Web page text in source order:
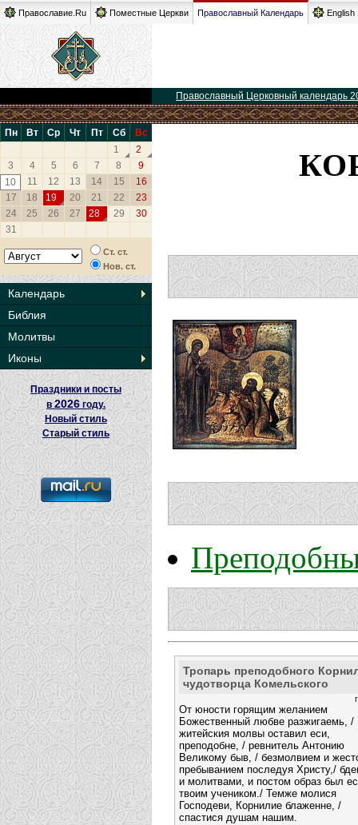
Православие.Ru Поместные Церкви Православный Календарь English
Православный Церковный календарь
Пн Вт Ср Чт Пт Сб
Вс
1
2
3
4 5 6 7 8
9
10
11 12 13 14 15
16
17
18 19 20 21 22
23
24
25 26 27 28 29
30
31
Ст. ст.
Нов. ст.
Календарь
Библия
Молитвы
Иконы
Праздники и посты
в2026 году.
Новый стиль
Старый стиль
Тропарь преподобного
чудотворца Комельского
От юности горящим желанием
Божественный любве разжигаемь, /
житейския молвы оставил еси,
преподобне, / ревнитель Антонию
Великому быв, / безмолвием и
пребыванием последуя Христу,/
и молитвами, и постом образ был
твоим учеником./ Темже молися
Господеви, Корнилие блаженне, /
спастися душам нашим.